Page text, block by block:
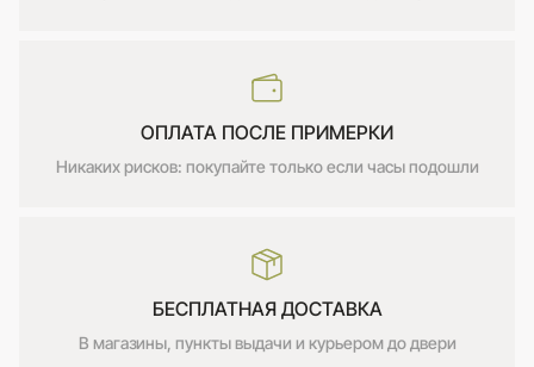
ОПЛАТА ПОСЛЕ ПРИМЕРКИ
Никаких рисков: покупайте только если часы подошли
БЕСПЛАТНАЯ ДОСТАВКА
В магазины, пункты выдачи и курьером до двери